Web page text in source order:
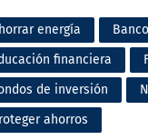
energía
financiera
de inversión
ahorros